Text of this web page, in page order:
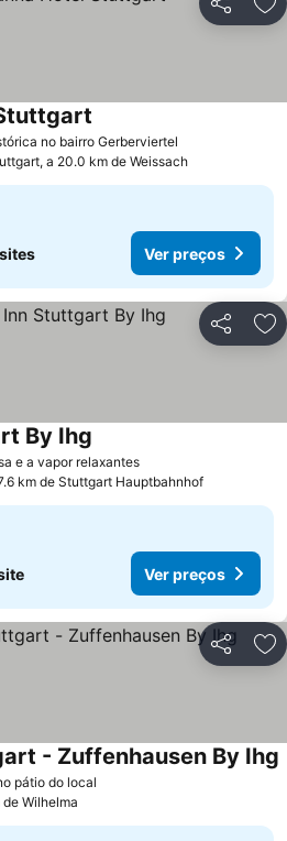
Partilhar
no bairro Gerberviertel
a 20.0 km de Weissach
Ver preços
Partilhar
e a vapor relaxantes
By Ihg
km de Stuttgart Hauptbahnhof
Ver preços
Partilhar
pátio do local
- Zuffenhausen By Ihg
Wilhelma